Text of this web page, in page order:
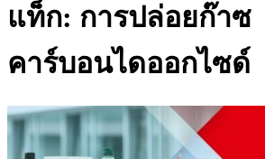
แท็ก: การปล่อยก๊าซ
คาร์บอนไดออกไซด์